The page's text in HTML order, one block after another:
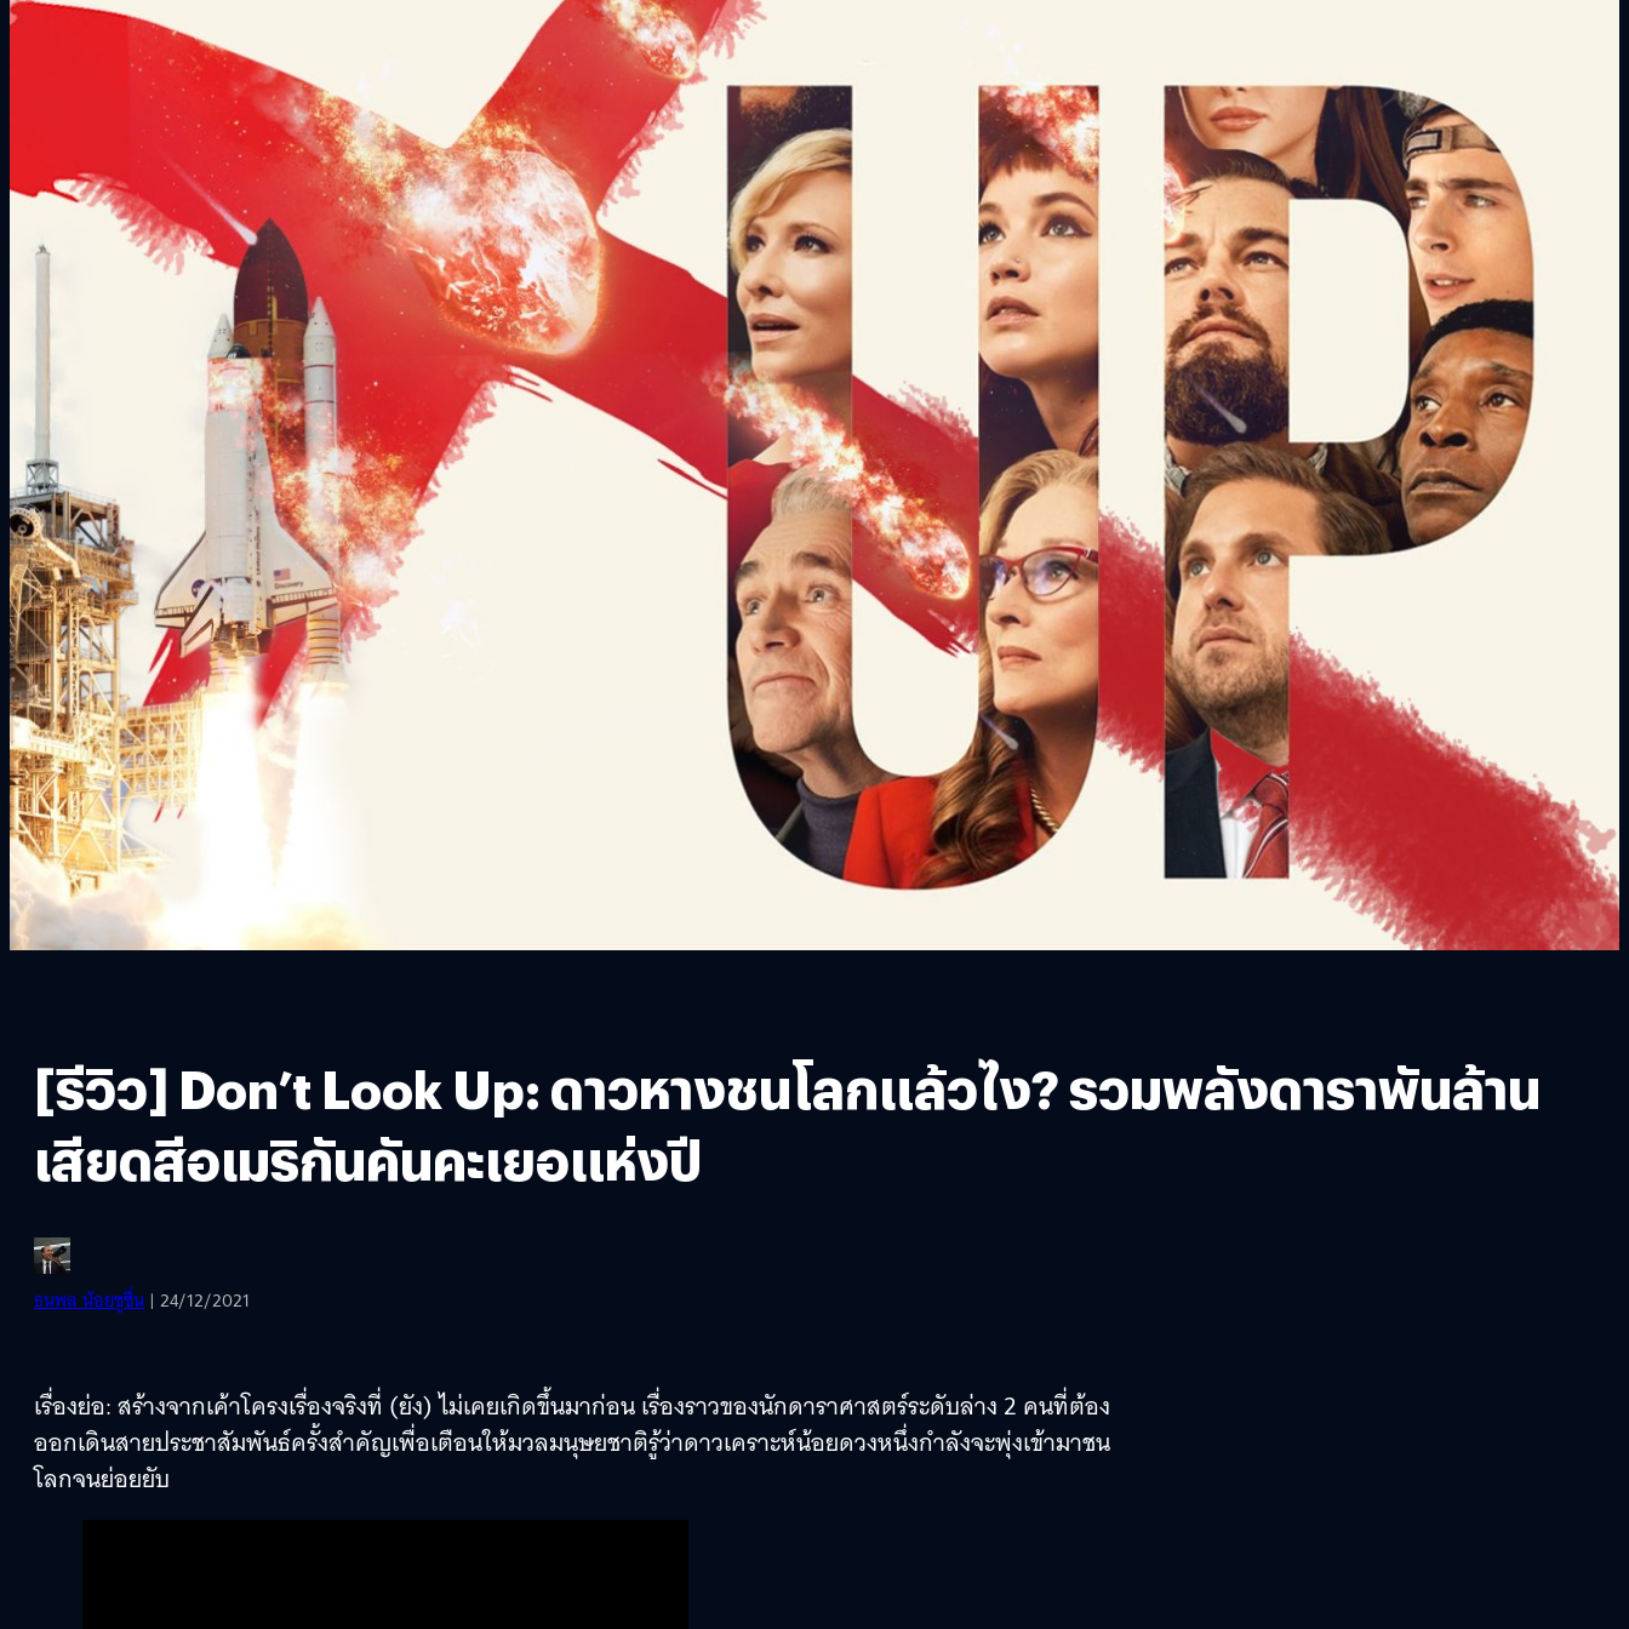
[รีวิว] Don’t Look Up: ดาวหางชนโลกแล้วไง? รวมพลังดาราพันล้าน
เสียดสีอเมริกันคันคะเยอแห่งปี
ธนพล น้อยชูชื่น | 24/12/2021
เรื่องย่อ: สร้างจากเค้าโครงเรื่องจริงที่ (ยัง) ไม่เคยเกิดขึ้นมาก่อน เรื่องราวของนักดาราศาสตร์ระดับล่าง 2 คนที่ต้อง
ออกเดินสายประชาสัมพันธ์ครั้งสำคัญเพื่อเตือนให้มวลมนุษยชาติรู้ว่าดาวเคราะห์น้อยดวงหนึ่งกำลังจะพุ่งเข้ามาชน
โลกจนย่อยยับ